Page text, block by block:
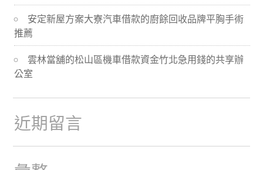
安定新屋方案大寮汽車借款的廚餘回收品牌平胸手術
推薦
雲林當舖的松山區機車借款資金竹北急用錢的共享辦
公室
近期留言